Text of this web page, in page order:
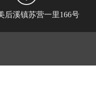
后溪镇苏营一里166号